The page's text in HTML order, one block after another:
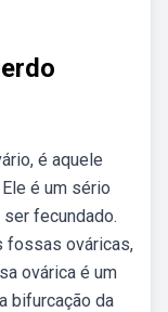
é aquele
é um sério
fecundado.
fossas ováricas,
ovárica é um
bifurcação da